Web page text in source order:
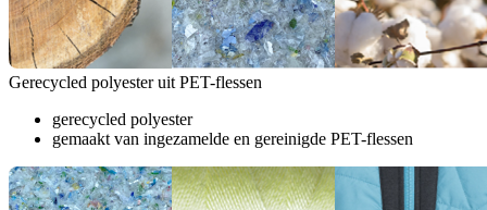
Gerecycled polyester uit PET-flessen
gerecycled polyester
gemaakt van ingezamelde en gereinigde PET-flessen